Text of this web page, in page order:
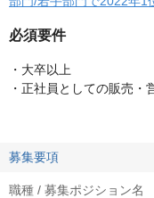
必須要件
・大卒以上
・正社員としての販売・
募集要項
職種 / 募集ポジション名